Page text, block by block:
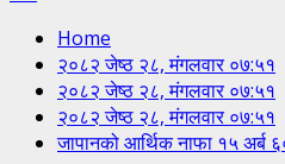
Home
२०८२ जेष्ठ २८, मंगलवार ०७:५१
२०८२ जेष्ठ २८, मंगलवार ०७:५१
२०८२ जेष्ठ २८, मंगलवार ०७:५१
जापानको आर्थिक नाफा १५ अर्ब